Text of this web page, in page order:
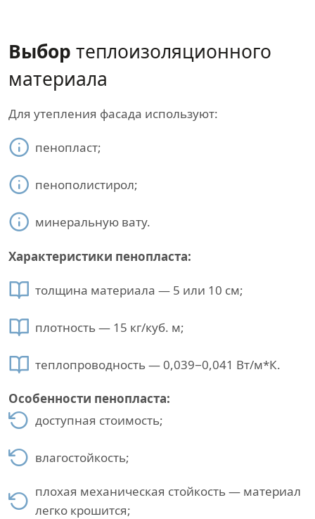
Выбор теплоизоляционного
материала
Для утепления фасада используют:
пенопласт;
пенополистирол;
минеральную вату.
Характеристики пенопласта:
толщина материала — 5 или 10 см;
плотность — 15 кг/куб. м;
теплопроводность — 0,039−0,041 Вт/м*К.
Особенности пенопласта:
доступная стоимость;
влагостойкость;
плохая механическая стойкость — материал
легко крошится;